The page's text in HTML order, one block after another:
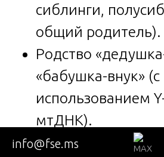
сиблинги,
общий родитель).
Родство
«бабушка-внук» (с
использованием
мтДНК).
Двоюродное
info@fse.ms